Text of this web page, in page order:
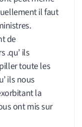
il faut
de
.qu’ ils
toute les
ils nous
la
ont mis sur